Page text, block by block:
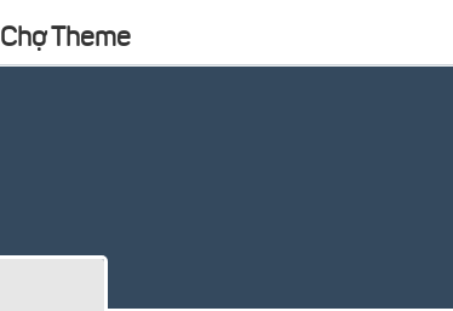
Chợ Theme